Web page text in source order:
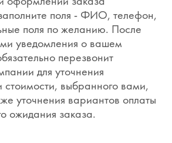
поля - ФИО, телефон,
поля по желанию. После
уведомления о вашем
перезвонит
для уточнения
стоимости, выбранного вами,
уточнения вариантов оплаты
ожидания заказа.